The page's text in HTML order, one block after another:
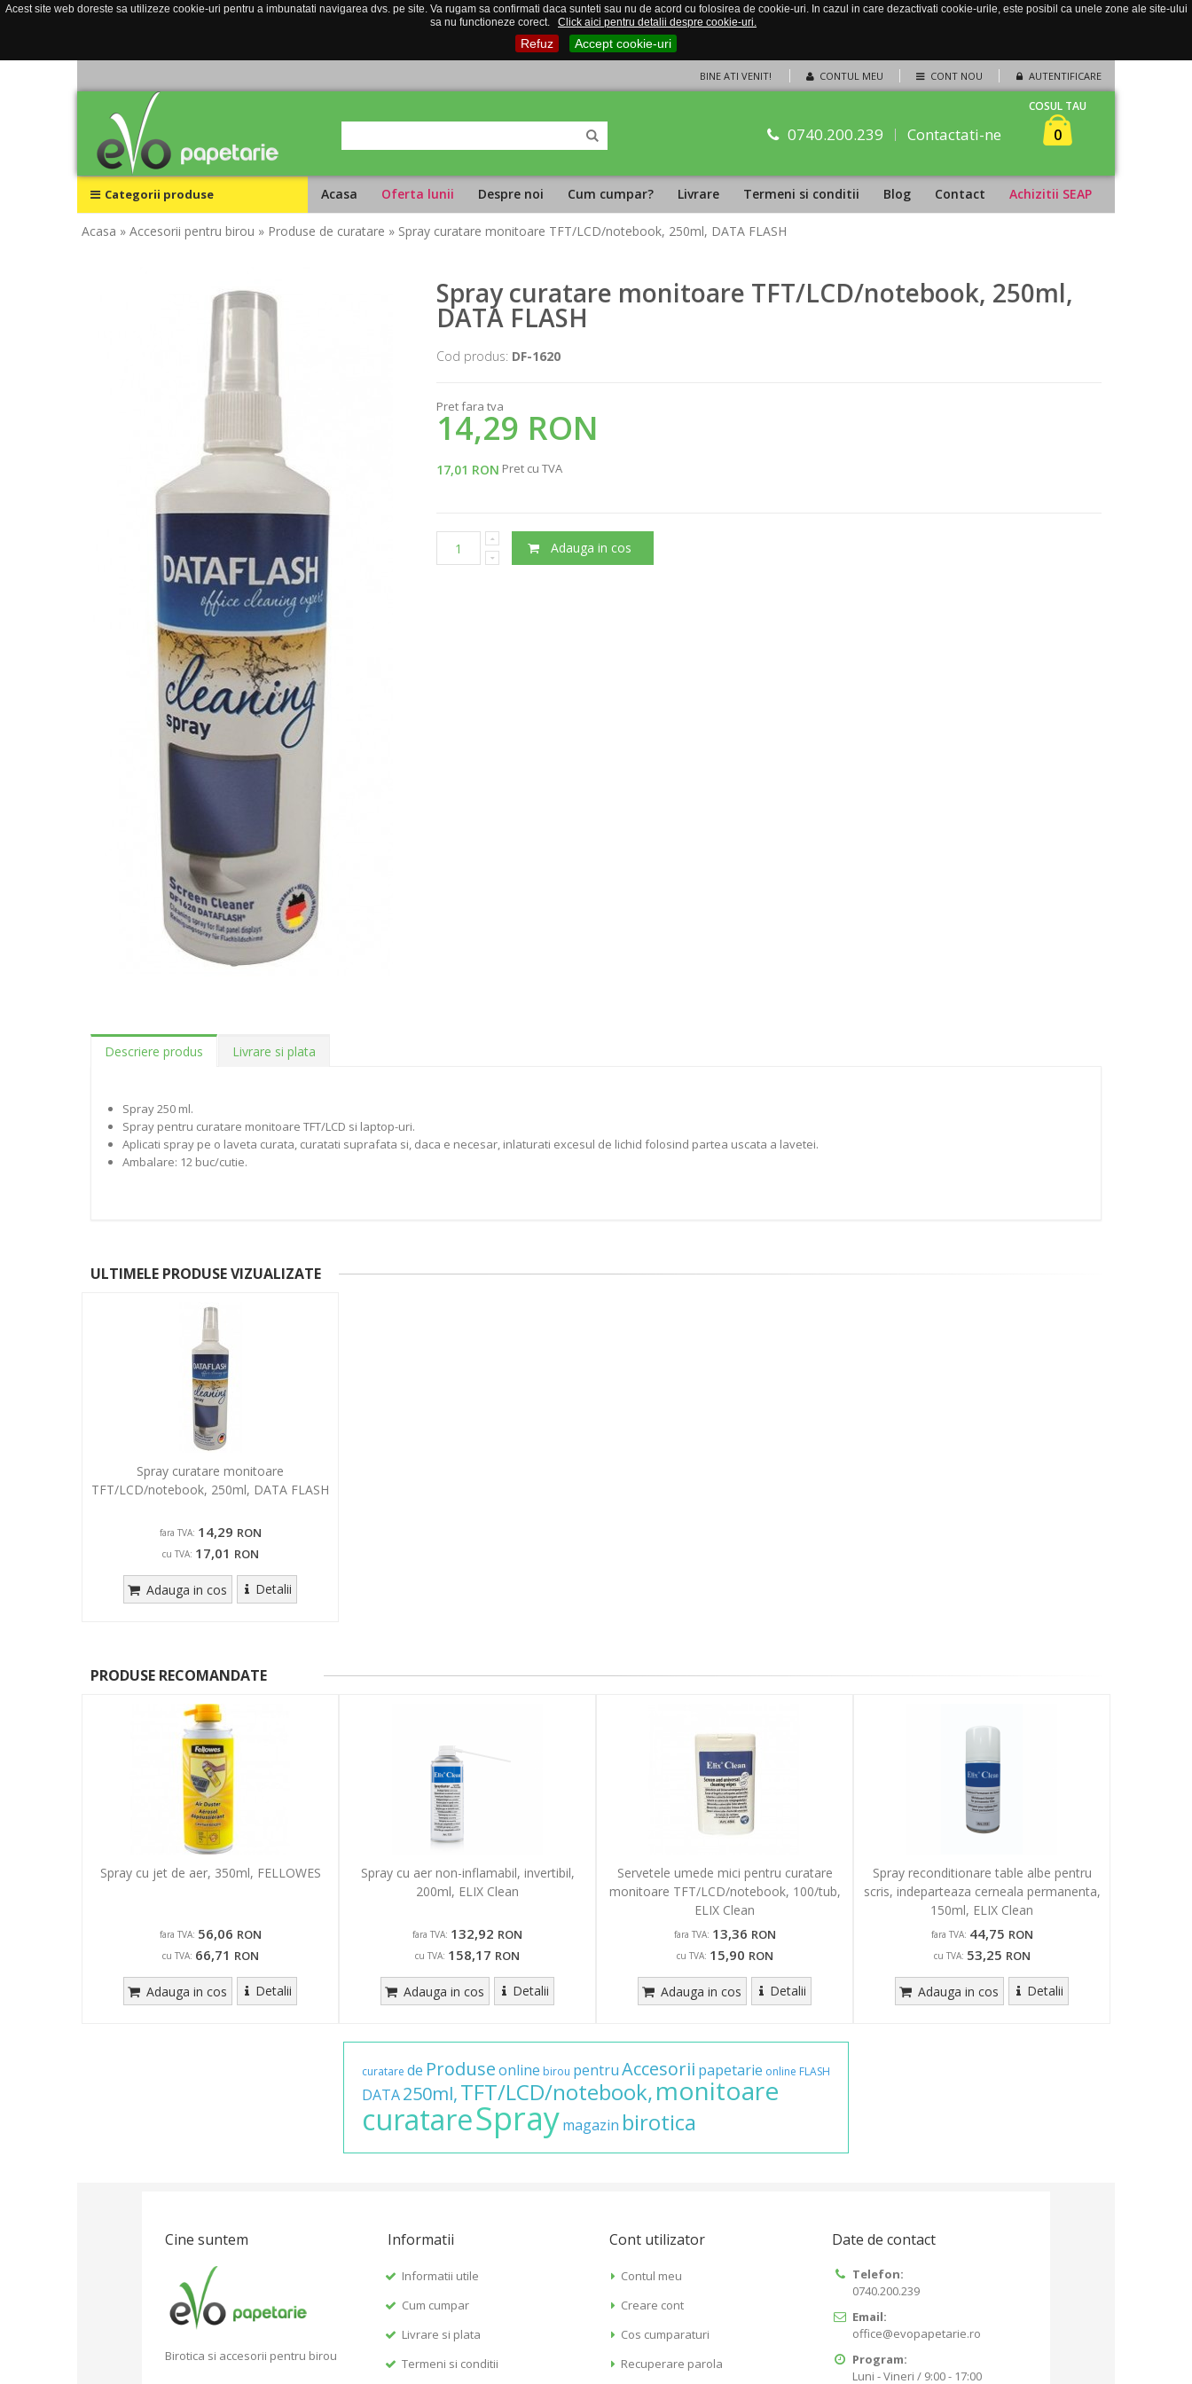
Acest site web doreste sa utilizeze cookie-uri pentru a imbunatati navigarea dvs. pe site. Va rugam sa confirmati daca sunteti sau nu de acord cu folosirea de cookie-uri. In cazul in care dezactivati cookie-urile, este posibil ca unele zone ale site-ului
sa nu functioneze corect.
Click aici pentru detalii despre cookie-uri.
Refuz Accept cookie-uri
CONTUL MEU CONT NOU AUTENTIFICARE
BINE ATI VENIT!
0740.200.239 Contactati-ne
COSUL TAU
0
Categorii produse Acasa Oferta lunii Despre noi Cum cumpar? Livrare Termeni si conditii Blog Contact Achizitii SEAP
Acasa » Accesorii pentru birou » Produse de curatare » Spray curatare monitoare TFT/LCD/notebook, 250ml, DATA FLASH
Spray curatare monitoare TFT/LCD/notebook, 250ml,
DATA FLASH
Cod produs: DF-1620
Pret fara tva
14,29 RON
17,01 RON Pret cu TVA
Adauga in cos
Descriere produs Livrare si plata
Spray 250 ml.
Spray pentru curatare monitoare TFT/LCD si laptop-uri.
Aplicati spray pe o laveta curata, curatati suprafata si, daca e necesar, inlaturati excesul de lichid folosind partea uscata a lavetei.
Ambalare: 12 buc/cutie.
ULTIMELE PRODUSE VIZUALIZATE
Spray curatare monitoare
TFT/LCD/notebook, 250ml, DATA FLASH
fara TVA: 14,29 RON
cu TVA: 17,01 RON
Adauga in cos Detalii
PRODUSE RECOMANDATE
Spray cu jet de aer, 350ml, FELLOWES
fara TVA: 56,06 RON
cu TVA: 66,71 RON
Adauga in cos Detalii
Spray cu aer non-inflamabil, invertibil,
200ml, ELIX Clean
fara TVA: 132,92 RON
cu TVA: 158,17 RON
Adauga in cos Detalii
Servetele umede mici pentru curatare
monitoare TFT/LCD/notebook, 100/tub,
ELIX Clean
fara TVA: 13,36 RON
cu TVA: 15,90 RON
Adauga in cos Detalii
Spray reconditionare table albe pentru
scris, indeparteaza cerneala permanenta,
150ml, ELIX Clean
fara TVA: 44,75 RON
cu TVA: 53,25 RON
Adauga in cos Detalii
curatare de Produseonline birou pentruAccesorii papetarie online FLASH
DATA250ml,TFT/LCD/notebook,monitoare
curatareSpraymagazin birotica
Cine suntem
Birotica si accesorii pentru birou
Informatii
Informatii utile
Cum cumpar
Livrare si plata
Termeni si conditii
Cont utilizator
Contul meu
Creare cont
Cos cumparaturi
Recuperare parola
Date de contact
Telefon:
0740.200.239
Email:
office@evopapetarie.ro
Program:
Luni - Vineri / 9:00 - 17:00